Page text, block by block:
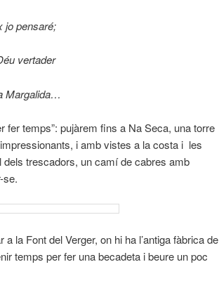
jo pensaré;
vertader
Margalida…
temps”: pujàrem fins a Na Seca, una torre
i amb vistes a la costa i les
dels trescadors, un camí de cabres amb
se.
la Font del Verger, on hi ha l’antiga fàbrica de
temps per fer una becadeta i beure un poc